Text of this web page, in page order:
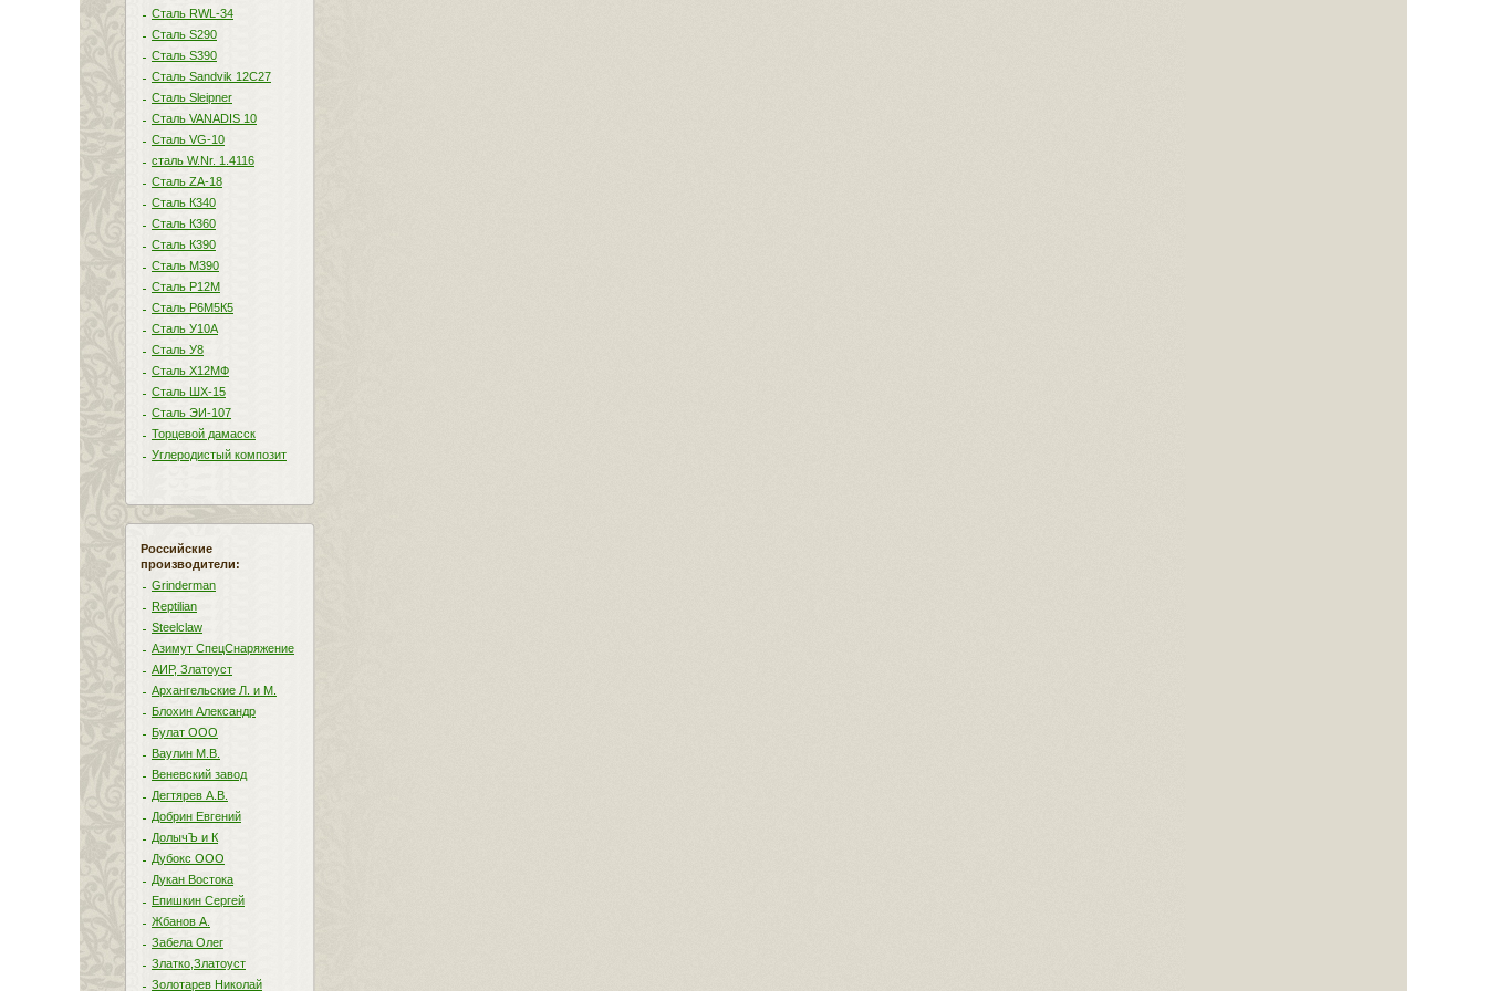
Сталь RWL-34
Сталь S290
Сталь S390
Сталь Sandvik 12C27
Сталь Sleipner
Сталь VANADIS 10
Сталь VG-10
сталь W.Nr. 1.4116
Сталь ZA-18
Сталь К340
Сталь К360
Сталь К390
Сталь М390
Сталь Р12М
Сталь Р6М5К5
Сталь У10А
Сталь У8
Сталь Х12МФ
Сталь ШХ-15
Сталь ЭИ-107
Торцевой дамасск
Углеродистый композит
Российские
производители:
Grinderman
Reptilian
Steelclaw
Азимут СпецСнаряжение
АИР, Златоуст
Архангельские Л. и М.
Блохин Александр
Булат ООО
Ваулин М.В.
Веневский завод
Дегтярев А.В.
Добрин Евгений
ДолычЪ и К
Дубокс ООО
Дукан Востока
Епишкин Сергей
Жбанов А.
Забела Олег
Златко,Златоуст
Золотарев Николай